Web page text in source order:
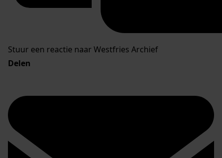
Stuur een reactie naar Westfries Archief
Delen